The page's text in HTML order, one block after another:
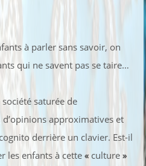
à parler sans savoir, on
qui ne savent pas se taire…
saturée de
approximatives et
derrière un clavier. Est-il
les enfants à cette« culture»